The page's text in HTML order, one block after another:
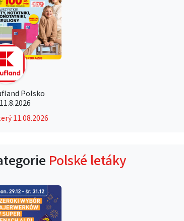
Polsko
11.08.2026
Polské letáky